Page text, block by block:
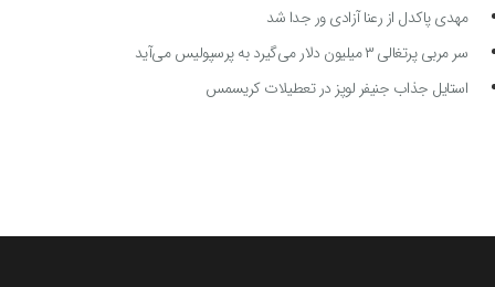
مهدی پاکدل از رعنا آزادی ور جدا شد
سر مربی پرتغالی ۳ میلیون دلار می‌گیرد به پرسپولیس می‌آید
استایل جذاب جنیفر لوپز در تعطیلات کریسمس